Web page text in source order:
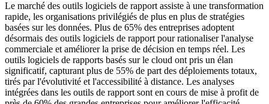
Le marché des outils logiciels de rapport assiste à une transformation
rapide, les organisations privilégiés de plus en plus de stratégies
basées sur les données. Plus de 65% des entreprises adoptent
désormais des outils logiciels de rapport pour rationaliser l'analyse
commerciale et améliorer la prise de décision en temps réel. Les
outils logiciels de rapports basés sur le cloud ont pris un élan
significatif, capturant plus de 55% de part des déploiements totaux,
tirés par l'évolutivité et l'accessibilité à distance. Les analyses
intégrées dans les outils de rapport sont en cours de mise à profit de